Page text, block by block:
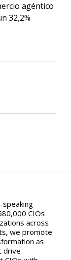
agéntico
32,2%
speaking
CIOs
across
we promote
as
drive